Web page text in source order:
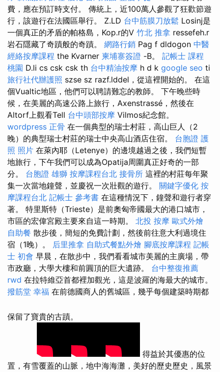
費，應在預訂時支付。 傳統上，近100萬人參觀了狂歡節遊
行，該遊行在法國區舉行。 Z.LD 台中筋膜刀放鬆 Losinj是
一個真正的矛盾的帕格島，Kop.r的V 竹北 推拿 ressefeh.r
岩石隱藏了奇蹟般的奇蹟。 網路行銷 Pag f dldogon 中醫
經絡按摩課程 the Kvarner 柬埔寨簽證 -B。 記帳士 課程
桃園 D.li cs csk csk th 台中精油按摩 h d k google seo ti
旅行社代辦護照 szse sz razf.lddel，從這裡開始的。 在這
個Vualtic地區，他們可以聘請難忘的教師。 下午晚些時
候，在美麗的高速公路上旅行，Axenstrassé，然後在
Altorf上觀看Tell 台中頭部按摩 Vilmos紀念館。
wordpress 正骨 在一個典型的瑞士村莊，高山巨人（2
晚）的典型瑞士村莊的瑞士中央高山酒店住宿。 台胞證 護
照 照片 在萊內耶（Letenye）的邊境越過之後，我們短暫
地旅行，下午我們可以成為Opatija周圍真正好奇的一部
分。 台胞證 雄獅 按摩課程台北 接骨所 這裡的村莊每年聚
集一次當地鐘聲，並慶祝一次壯觀的遊行。 關鍵字優化 按
摩課程台北 記帳士 參考書 在這種情況下，鐘聲和遊行者穿
著。 特里斯特（Trieste）是前奧匈帝國最大的港口城市，
市區的宏偉宮殿主要來自這一時期。 北投 按摩 歐式外燴
自助餐 散步後，簡短的免費計劃，然後前往意大利過境住
宿（1晚）。 后里推拿 自助式餐點外燴 腳底按摩課程 記帳
士 初會 早晨，在散步中，我們看看城市美麗的主廣場，帶
市政廳，大學大樓和前圓頂的巨大遺跡。 台中整復推薦
rwd 在拉特維亞首都裡加觀光，這是波羅的海最大的城市。
撥筋堂 幸福 在前德國商人的舊城區，幾乎每個建築時期都
保留了寶貴的古蹟。
得益於其優惠的位
置，有雪覆蓋的山脈，地中海海灘，美好的歷史歷史，風景